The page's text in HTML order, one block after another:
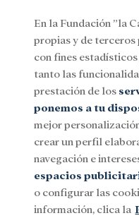
Menu
SocialInvestigación y
En la Fundación ”la
propias y de terceros
con fines
tanto las
prestación de los
ponemos a tu
mejor
crear un perfil
navegación e
espacios
o configurar las
información, clica la